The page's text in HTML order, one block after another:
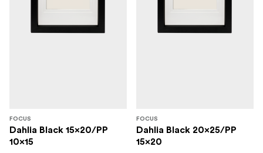
FOCUS
Dahlia Black 15x20/PP
10x15
FOCUS
Dahlia Black 20x25/PP
15x20